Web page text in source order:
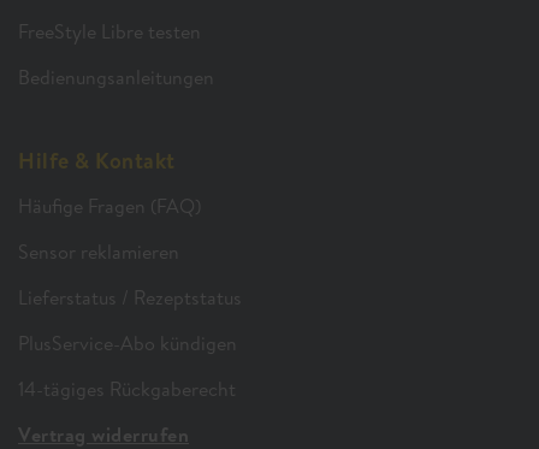
FreeStyle Libre testen
Bedienungsanleitungen
Hilfe & Kontakt
Häufige Fragen (FAQ)
Sensor reklamieren
Lieferstatus / Rezeptstatus
PlusService-Abo kündigen
14-tägiges Rückgaberecht
Vertrag widerrufen